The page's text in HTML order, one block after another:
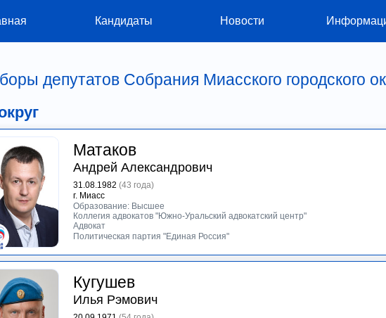
Кандидаты Новости
депутатов Собрания Миасского городского
Матаков
Андрей Александрович
31.08.1982 (43 года)
г. Миасс
Образование: Высшее
Коллегия адвокатов "Южно-Уральский адвокатский центр"
Адвокат
Политическая партия "Единая Россия"
Кугушев
Илья Рэмович